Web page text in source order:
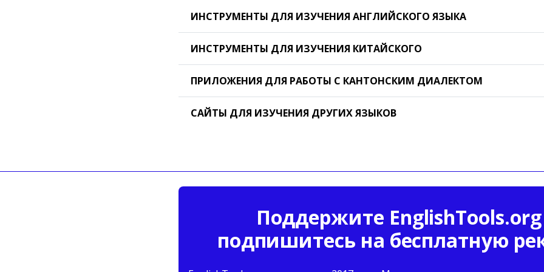
ИНСТРУМЕНТЫ ДЛЯ ИЗУЧЕНИЯ АНГЛИЙСКОГО ЯЗЫКА
ИНСТРУМЕНТЫ ДЛЯ ИЗУЧЕНИЯ КИТАЙСКОГО
ПРИЛОЖЕНИЯ ДЛЯ РАБОТЫ С КАНТОНСКИМ ДИАЛЕКТОМ
САЙТЫ ДЛЯ ИЗУЧЕНИЯ ДРУГИХ ЯЗЫКОВ
Поддержите
подпишитесь на бесплатную